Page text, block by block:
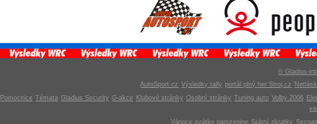
© Gladius-
AutoSport.cz Výsledky rally portál plný her Stroj.cz
Pomocnice Témata Gladius Security G-akce Klubové stránky Osobní stránky Tuning auto Volby 2006
Vánoce svátky narozeniny Státní zkratky